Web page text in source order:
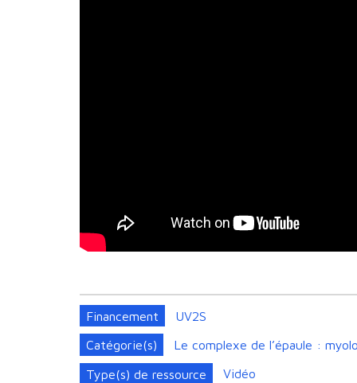
Financement UV2S
Catégorie(s) Le complexe de l’épaule :
Type(s) de ressource Vidéo